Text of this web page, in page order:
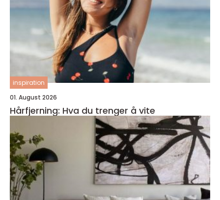
inspiration
01. August 2026
Hårfjerning: Hva du trenger å vite